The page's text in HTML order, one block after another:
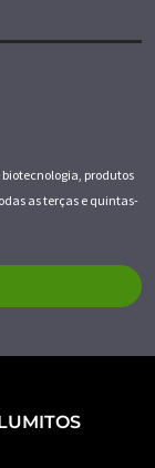
produtos
as terças e quintas-